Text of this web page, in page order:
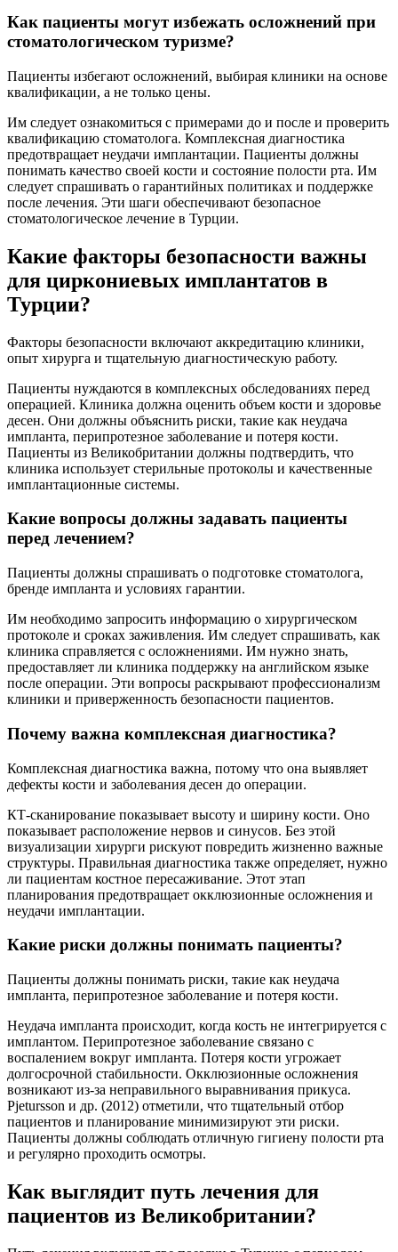
Как пациенты могут избежать осложнений при
стоматологическом туризме?
Пациенты избегают осложнений, выбирая клиники на основе
квалификации, а не только цены.
Им следует ознакомиться с примерами до и после и проверить
квалификацию стоматолога. Комплексная диагностика
предотвращает неудачи имплантации. Пациенты должны
понимать качество своей кости и состояние полости рта. Им
следует спрашивать о гарантийных политиках и поддержке
после лечения. Эти шаги обеспечивают безопасное
стоматологическое лечение в Турции.
Какие факторы безопасности важны
для циркониевых имплантатов в
Турции?
Факторы безопасности включают аккредитацию клиники,
опыт хирурга и тщательную диагностическую работу.
Пациенты нуждаются в комплексных обследованиях перед
операцией. Клиника должна оценить объем кости и здоровье
десен. Они должны объяснить риски, такие как неудача
импланта, перипротезное заболевание и потеря кости.
Пациенты из Великобритании должны подтвердить, что
клиника использует стерильные протоколы и качественные
имплантационные системы.
Какие вопросы должны задавать пациенты
перед лечением?
Пациенты должны спрашивать о подготовке стоматолога,
бренде импланта и условиях гарантии.
Им необходимо запросить информацию о хирургическом
протоколе и сроках заживления. Им следует спрашивать, как
клиника справляется с осложнениями. Им нужно знать,
предоставляет ли клиника поддержку на английском языке
после операции. Эти вопросы раскрывают профессионализм
клиники и приверженность безопасности пациентов.
Почему важна комплексная диагностика?
Комплексная диагностика важна, потому что она выявляет
дефекты кости и заболевания десен до операции.
КТ-сканирование показывает высоту и ширину кости. Оно
показывает расположение нервов и синусов. Без этой
визуализации хирурги рискуют повредить жизненно важные
структуры. Правильная диагностика также определяет, нужно
ли пациентам костное пересаживание. Этот этап
планирования предотвращает окклюзионные осложнения и
неудачи имплантации.
Какие риски должны понимать пациенты?
Пациенты должны понимать риски, такие как неудача
импланта, перипротезное заболевание и потеря кости.
Неудача импланта происходит, когда кость не интегрируется с
имплантом. Перипротезное заболевание связано с
воспалением вокруг импланта. Потеря кости угрожает
долгосрочной стабильности. Окклюзионные осложнения
возникают из-за неправильного выравнивания прикуса.
Pjetursson и др. (2012) отметили, что тщательный отбор
пациентов и планирование минимизируют эти риски.
Пациенты должны соблюдать отличную гигиену полости рта
и регулярно проходить осмотры.
Как выглядит путь лечения для
пациентов из Великобритании?